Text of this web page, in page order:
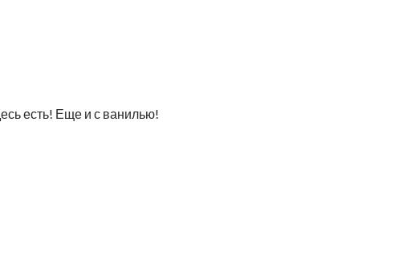
есть! Еще и с ванилью!